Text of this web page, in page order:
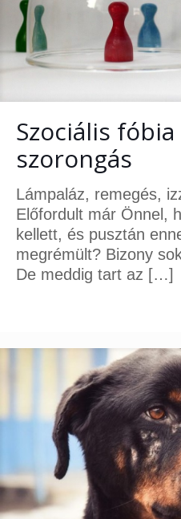
Szociális
szorongás
Lámpaláz, remegés,
Előfordult már Önnel,
kellett, és pusztán
megrémült? Bizony
De meddig tart az […]